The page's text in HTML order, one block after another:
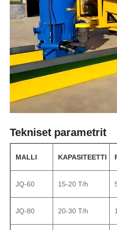
Tekniset parametrit
MALLI KAPASITEETTI
JQ-60 15-20 T/h
JQ-80 20-30 T/h